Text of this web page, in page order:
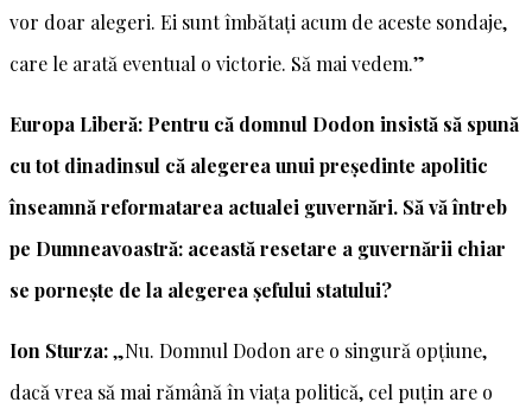
vor doar alegeri. Ei sunt îmbătați acum de aceste sondaje,
care le arată eventual o victorie. Să mai vedem.”
Europa Liberă: Pentru că domnul Dodon insistă să spună
cu tot dinadinsul că alegerea unui președinte apolitic
înseamnă reformatarea actualei guvernări. Să vă întreb
pe Dumneavoastră: această resetare a guvernării chiar
se pornește de la alegerea șefului statului?
Ion Sturza:„Nu. Domnul Dodon are o singură opțiune,
dacă vrea să mai rămână în viața politică, cel puțin are o